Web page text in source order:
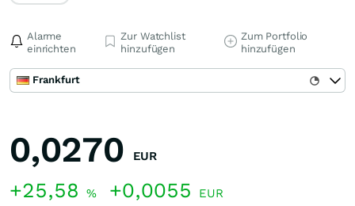
Alarme
einrichten
Zur Watchlist
hinzufügen
Zum Portfolio
hinzufügen
Frankfurt
0,0270 EUR
+25,58 % +0,0055 EUR